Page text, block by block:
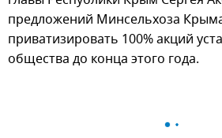
предложений Минсельхоза
приватизировать 100% акций
общества до конца этого года.